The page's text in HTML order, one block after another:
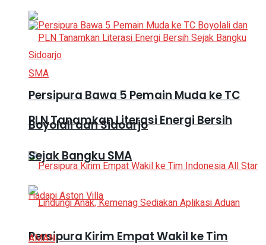
Persipura Bawa 5 Pemain Muda ke TC
Boyolali dan Sidoarjo
Persipura Kirim Empat Wakil ke Tim
PLN Tanamkan Literasi Energi Bersih
Sejak Bangku SMA